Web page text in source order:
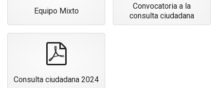
Equipo Mixto
Convocatoria a la
consulta ciudadana
Consulta ciudadana 2024